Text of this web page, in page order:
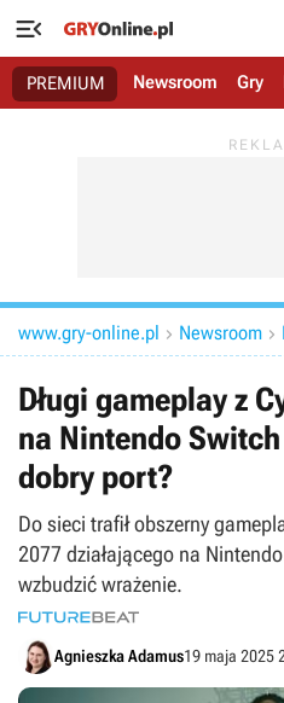

PREMIUM Newsroom Gry
www.gry-online.pl  Newsroom 
Długi gameplay z
na Nintendo
dobry port?
Do sieci trafił obszerny
2077 działającego na
wzbudzić wrażenie.
Agnieszka Adamus19 maja 2025